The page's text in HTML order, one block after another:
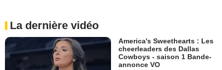
La dernière vidéo
America's Sweethearts : Les
cheerleaders des Dallas
Cowboys - saison 1 Bande-
annonce VO